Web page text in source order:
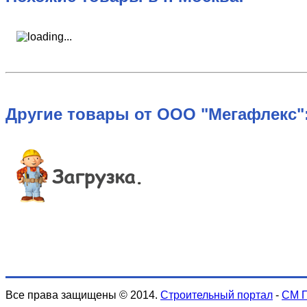
Другие товары от ООО
Все права защищены © 2014. Строительный портал - СМ